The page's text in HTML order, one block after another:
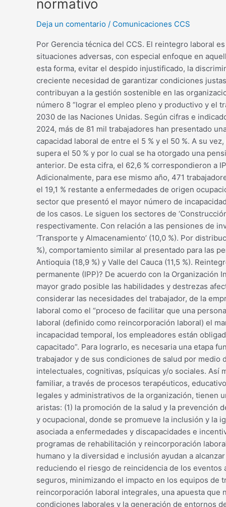
normativo
Deja un comentario / Comunicaciones CCS
Por Gerencia técnica del CCS. El reintegro laboral
situaciones adversas, con especial enfoque en
esta forma, evitar el despido injustificado, la
creciente necesidad de garantizar condiciones
contribuyan a la gestión sostenible en las
número 8 “lograr el empleo pleno y productivo y el
2030 de las Naciones Unidas. Según cifras e
2024, más de 81 mil trabajadores han presentado
capacidad laboral de entre el 5 % y el 50 %. A su
supera el 50 % y por lo cual se ha otorgado una
anterior. De esta cifra, el 62,6 % correspondieron a
Adicionalmente, para ese mismo año, 471
el 19,1 % restante a enfermedades de origen
sector que presentó el mayor número de
de los casos. Le siguen los sectores de
respectivamente. Con relación a las pensiones de
‘Transporte y Almacenamiento’ (10,0 %). Por
%), comportamiento similar al presentado para las
Antioquia (18,9 %) y Valle del Cauca (11,5 %).
permanente (IPP)? De acuerdo con la Organización
mayor grado posible las habilidades y destrezas
considerar las necesidades del trabajador, de la
laboral como el “proceso de facilitar que una
laboral (definido como reincorporación laboral) el
incapacidad temporal, los empleadores están
capacitado”. Para lograrlo, es necesaria una etapa
trabajador y de sus condiciones de salud por medio
intelectuales, cognitivas, psíquicas y/o sociales. Así
familiar, a través de procesos terapéuticos,
legales y administrativos de la organización, tienen
aristas: (1) la promoción de la salud y la prevención
y ocupacional, donde se promueve la inclusión y la
asociada a enfermedades y discapacidades e
programas de rehabilitación y reincorporación
humano y la diversidad e inclusión ayudan a
reduciendo el riesgo de reincidencia de los
seguros, minimizando el impacto en los equipos de
reincorporación laboral integrales, una apuesta
condiciones laborales y la generación de entornos